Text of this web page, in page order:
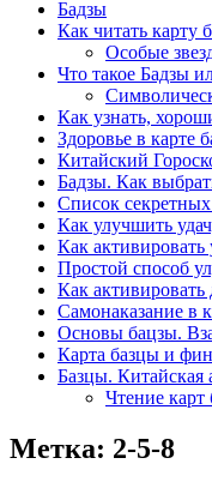
Бадзы
Как читать карту
Особые
Что такое Бадзы
Как узнать,
Здоровье в карте
Китайский
Бадзы. Как
Список
Как улучшить
Как
Простой способ
Как
Самонаказание в
Основы бацзы.
Карта базцы и
Базцы. Китайская
Чтение
Метка: 2-5-8